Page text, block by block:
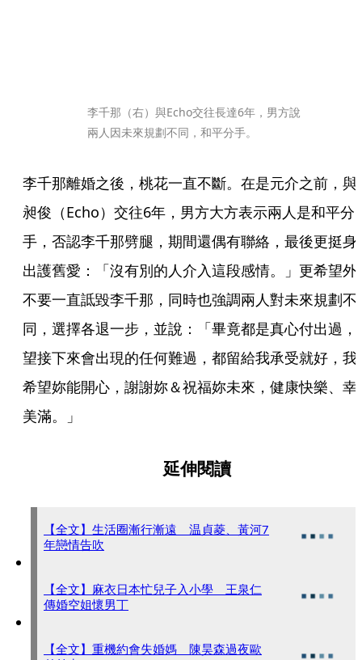
李千那（右）與Echo交往長達6年，男方說
兩人因未來規劃不同，和平分手。
李千那離婚之後，桃花一直不斷。在是元介之前，與
昶俊（Echo）交往6年，男方大方表示兩人是和平分
手，否認李千那劈腿，期間還偶有聯絡，最後更挺身
出護舊愛：「沒有別的人介入這段感情。」更希望外
不要一直詆毀李千那，同時也強調兩人對未來規劃不
同，選擇各退一步，並說：「畢竟都是真心付出過，
望接下來會出現的任何難過，都留給我承受就好，我
希望妳能開心，謝謝妳＆祝福妳未來，健康快樂、幸
美滿。」
延伸閱讀
【全文】生活圈漸行漸遠 温貞菱、黃河7
年戀情告吹
【全文】麻衣日本忙兒子入小學 王泉仁
傳婚空姐懷男丁
【全文】重機約會失婚媽 陳昊森過夜歐